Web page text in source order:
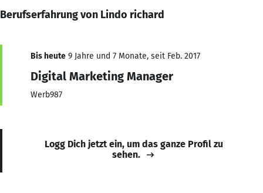
Berufserfahrung von Lindo richard
Bis heute 9 Jahre und 7 Monate, seit Feb. 2017
Digital Marketing Manager
Werb987
Logg Dich jetzt ein, um das ganze Profil zu
sehen.